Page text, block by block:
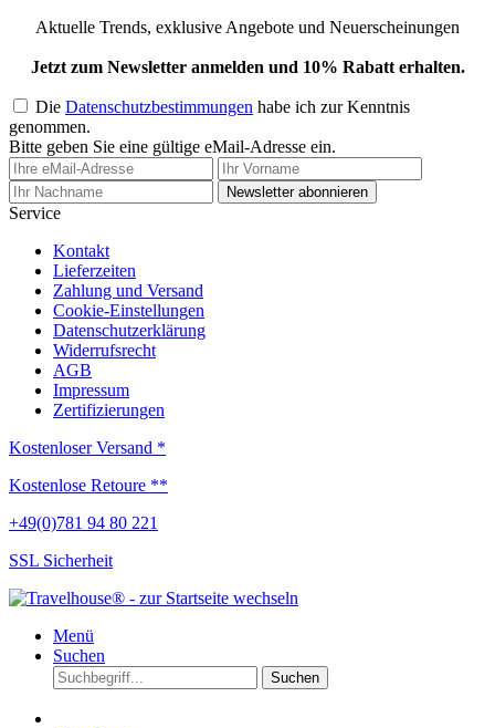
Aktuelle Trends, exklusive Angebote und Neuerscheinungen
Jetzt zum Newsletter anmelden und 10% Rabatt erhalten.
Die Datenschutzbestimmungen habe ich zur Kenntnis
genommen.
Bitte geben Sie eine gültige eMail-Adresse ein.
Newsletter abonnieren
Service
Kontakt
Lieferzeiten
Zahlung und Versand
Cookie-Einstellungen
Datenschutzerklärung
Widerrufsrecht
AGB
Impressum
Zertifizierungen
Kostenloser Versand *
Kostenlose Retoure **
+49(0)781 94 80 221
SSL Sicherheit
Menü
Suchen
Suchen